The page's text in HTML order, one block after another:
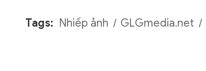
Tags: Nhiếp ảnh GLGmedia.net